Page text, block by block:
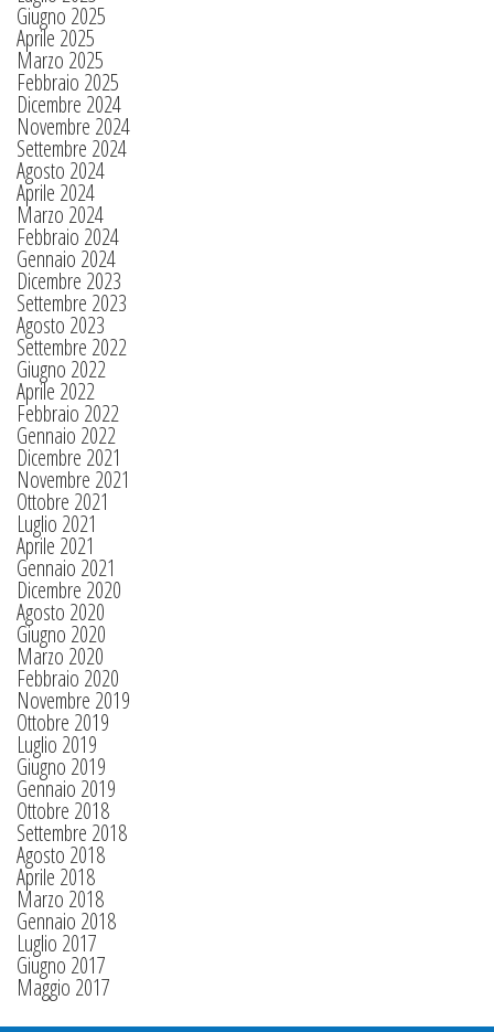
Giugno 2025
Aprile 2025
Marzo 2025
Febbraio 2025
Dicembre 2024
Novembre 2024
Settembre 2024
Agosto 2024
Aprile 2024
Marzo 2024
Febbraio 2024
Gennaio 2024
Dicembre 2023
Settembre 2023
Agosto 2023
Settembre 2022
Giugno 2022
Aprile 2022
Febbraio 2022
Gennaio 2022
Dicembre 2021
Novembre 2021
Ottobre 2021
Luglio 2021
Aprile 2021
Gennaio 2021
Dicembre 2020
Agosto 2020
Giugno 2020
Marzo 2020
Febbraio 2020
Novembre 2019
Ottobre 2019
Luglio 2019
Giugno 2019
Gennaio 2019
Ottobre 2018
Settembre 2018
Agosto 2018
Aprile 2018
Marzo 2018
Gennaio 2018
Luglio 2017
Giugno 2017
Maggio 2017